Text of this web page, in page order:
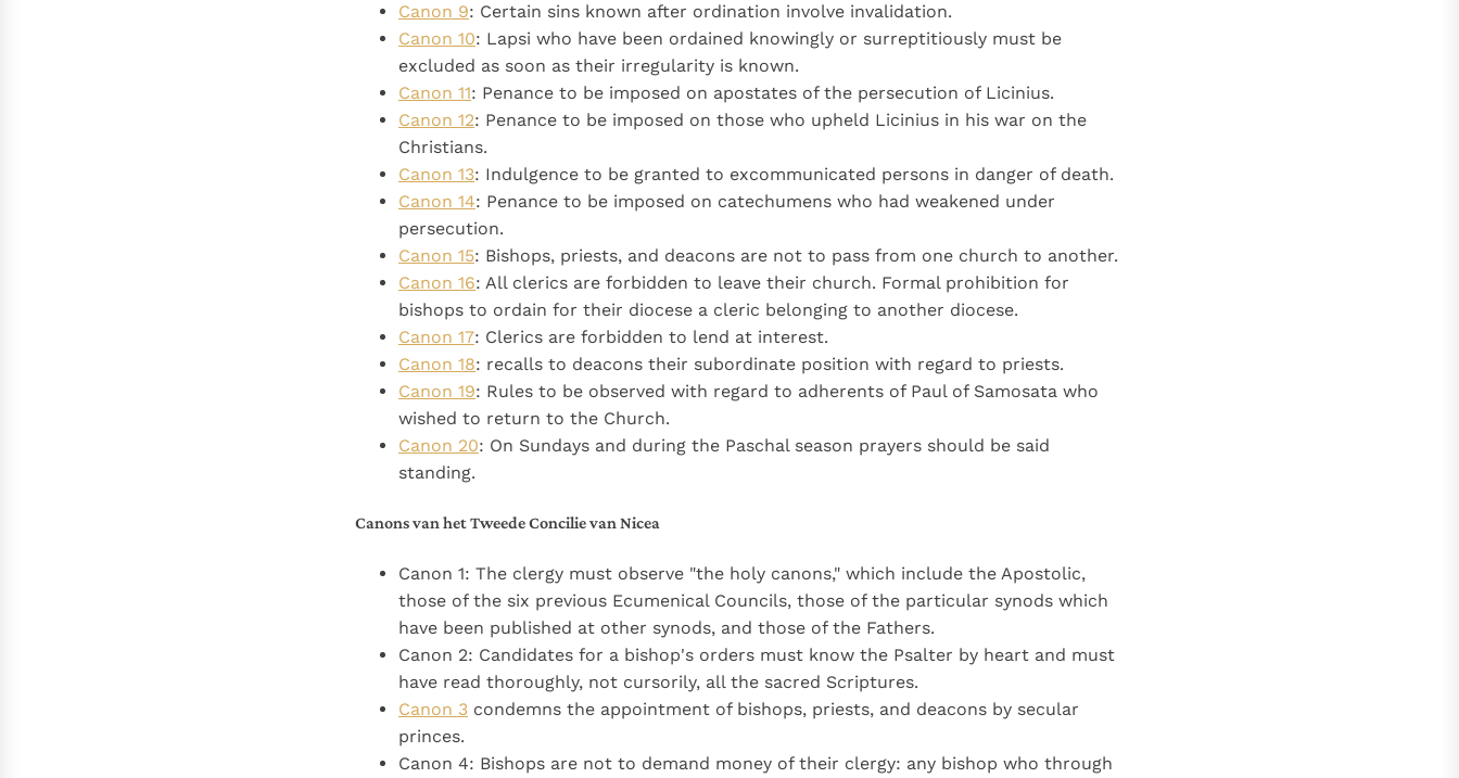
Canon 9: Certain sins known after ordination involve invalidation.
Canon 10: Lapsi who have been ordained knowingly or surreptitiously must be
excluded as soon as their irregularity is known.
Canon 11: Penance to be imposed on apostates of the persecution of Licinius.
Canon 12: Penance to be imposed on those who upheld Licinius in his war on the
Christians.
Canon 13: Indulgence to be granted to excommunicated persons in danger of death.
Canon 14: Penance to be imposed on catechumens who had weakened under
persecution.
Canon 15: Bishops, priests, and deacons are not to pass from one church to another.
Canon 16: All clerics are forbidden to leave their church. Formal prohibition for
bishops to ordain for their diocese a cleric belonging to another diocese.
Canon 17: Clerics are forbidden to lend at interest.
Canon 18: recalls to deacons their subordinate position with regard to priests.
Canon 19: Rules to be observed with regard to adherents of Paul of Samosata who
wished to return to the Church.
Canon 20: On Sundays and during the Paschal season prayers should be said
standing.
Canons van het Tweede Concilie van Nicea
Canon 1: The clergy must observe "the holy canons," which include the Apostolic,
those of the six previous Ecumenical Councils, those of the particular synods which
have been published at other synods, and those of the Fathers.
Canon 2: Candidates for a bishop's orders must know the Psalter by heart and must
have read thoroughly, not cursorily, all the sacred Scriptures.
Canon 3 condemns the appointment of bishops, priests, and deacons by secular
princes.
Canon 4: Bishops are not to demand money of their clergy: any bishop who through